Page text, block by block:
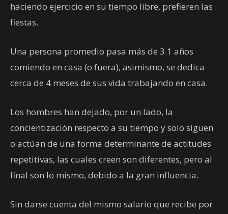
haciendo ejercicio en su tiempo libre, prefieren las
fiestas.
Una persona promedio pasa más de 3.1 años
comiendo en casa (o fuera), asimismo, se dedica
cerca de 4 meses de sus vida trabajando en casa.
Los hombres han dejado, por un lado, la
concientización respecto a su tiempo y solo siguen
o actúan de una forma determinante de actitudes
repetitivas, las cuales creen son diferentes, pero al
final son lo mismo, debido a la gran influencia.
Sin darse cuenta del mismo salario que recibe por